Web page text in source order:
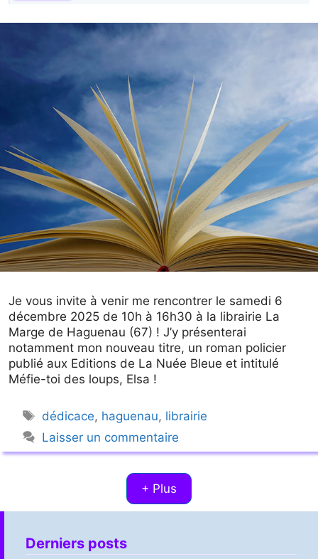
Je vous invite à venir me rencontrer le samedi 6
décembre 2025 de 10h à 16h30 à la librairie La
Marge de Haguenau (67) ! J’y présenterai
notamment mon nouveau titre, un roman policier
publié aux Editions de La Nuée Bleue et intitulé
Méfie-toi des loups, Elsa !
Étiquettes
dédicace, haguenau, librairie
Laisser un commentaire
+ Plus
Derniers posts